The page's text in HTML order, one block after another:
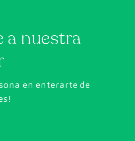
a nuestra
en enterarte de